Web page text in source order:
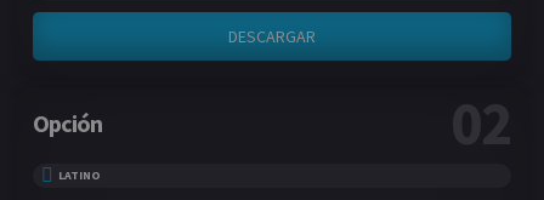
DESCARGAR
Opción 02
LATINO